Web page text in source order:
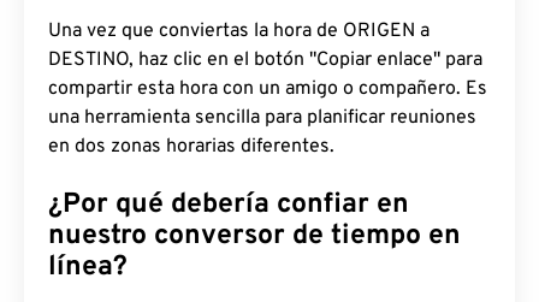
Una vez que conviertas la hora de ORIGEN a
DESTINO, haz clic en el botón "Copiar enlace" para
compartir esta hora con un amigo o compañero. Es
una herramienta sencilla para planificar reuniones
en dos zonas horarias diferentes.
¿Por qué debería confiar en
nuestro conversor de tiempo en
línea?